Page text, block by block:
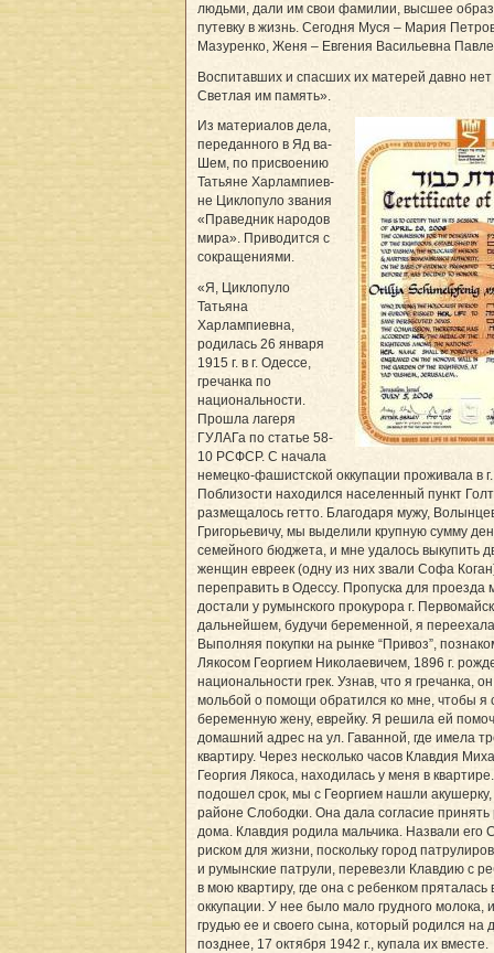
людьми, дали им свои фамилии, высшее
путевку в жизнь. Сегодня Муся – Мария
Мазуренко, Женя – Ев­ге­ния Васильевна
Воспитавших и спасших их матерей давно
Светлая им память».
Из материалов дела,
переданного в Яд ва-
Шем, по присвоению
Татьяне Хар­лам­пиев­
не Цик­ло­пу­ло звания
«Праведник народов
ми­ра». Приводится с
сокращениями.
«Я, Циклопуло
Татьяна
Харлампиевна,
родилась 26 января
1915 г. в г. Одессе,
гречанка по
национальности.
Прошла лагеря
ГУЛАГа по статье 58-
10 РСФСР. С начала
немецко-фашистской оккупации проживала в
Поблизости находился населенный пункт
размещалось гетто. Благодаря мужу,
Григорьевичу, мы выделили крупную сумму
семейного бюджета, и мне удалось выкупить
женщин евреек (одну из них звали Софа
переправить в Одессу. Пропуска для проезда
достали у румынского прокурора г.
дальнейшем, будучи беременной, я переехала
Выполняя покупки на рынке “Привоз”,
Лякосом Георгием Николаевичем, 1896 г.
национальности грек. Узнав, что я гречанка,
мольбой о помощи обратился ко мне, чтобы я
беременную жену, еврейку. Я решила ей
домашний адрес на ул. Гаванной, где имела
квартиру. Через несколько часов Клавдия
Георгия Лякоса, находилась у меня в
подошел срок, мы с Георгием нашли
районе Слободки. Она дала согласие
дома. Клавдия родила мальчика. Назвали его
риском для жизни, поскольку город
и румынские патрули, перевезли Клавдию с
в мою квартиру, где она с ребенком пряталась
оккупации. У нее было мало грудного молока,
грудью ее и своего сына, который родился на
позднее, 17 октября 1942 г., купала их вместе.